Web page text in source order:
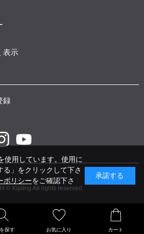
探す お気に入り カート
表示
録
© Kipling All rights reserved.
使用しています。使用に
る」をクリックして下さ
ポリシーをご確認下さ
承諾する